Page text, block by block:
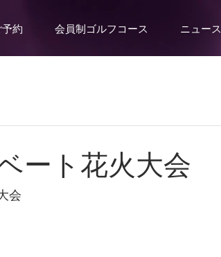
予約 会員制ゴルフコース ニュース
ート花火大会
会